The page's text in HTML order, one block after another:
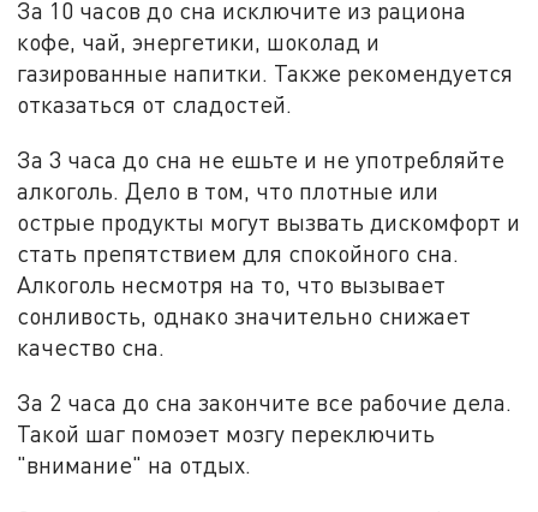
За 10 часов до сна исключите из рациона
кофе, чай, энергетики, шоколад и
газированные напитки. Также рекомендуется
отказаться от сладостей.
За 3 часа до сна не ешьте и не употребляйте
алкоголь. Дело в том, что плотные или
острые продукты могут вызвать дискомфорт и
стать препятствием для спокойного сна.
Алкоголь несмотря на то, что вызывает
сонливость, однако значительно снижает
качество сна.
За 2 часа до сна закончите все рабочие дела.
Такой шаг помоэет мозгу переключить
"внимание" на отдых.